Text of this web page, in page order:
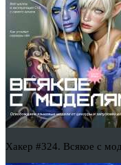
Хакер #324. Всякое с